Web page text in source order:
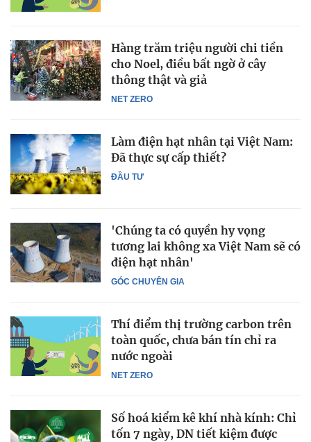
NET ZERO
Hàng trăm triệu người chi tiền
cho Noel, điều bất ngờ ở cây
thông thật và giả
ĐẦU TƯ
Làm điện hạt nhân tại Việt Nam:
Đã thực sự cấp thiết?
GÓC CHUYÊN GIA
'Chúng ta có quyền hy vọng
tương lai không xa Việt Nam sẽ có
điện hạt nhân'
NET ZERO
Thí điểm thị trường carbon trên
toàn quốc, chưa bán tín chỉ ra
nước ngoài
Số hoá kiểm kê khí nhà kính: Chỉ
tốn 7 ngày, DN tiết kiệm được